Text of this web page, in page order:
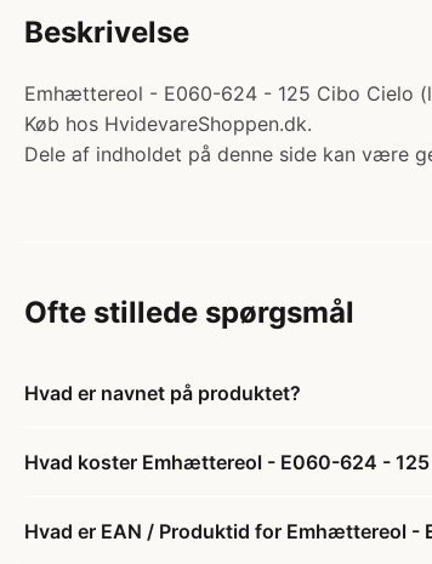
Beskrivelse
Emhættereol - E060-624 - 125 Cibo Cielo
Køb hos HvidevareShoppen.dk.
Dele af indholdet på denne side kan være
Ofte stillede spørgsmål
Hvad er navnet på produktet?
Hvad koster Emhættereol - E060-624 -
Hvad er EAN / Produktid for Emhættereol -